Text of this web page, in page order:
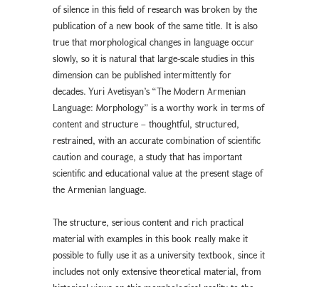
of silence in this field of research was broken by the
publication of a new book of the same title. It is also
true that morphological changes in language occur
slowly, so it is natural that large-scale studies in this
dimension can be published intermittently for
decades. Yuri Avetisyan’s “The Modern Armenian
Language: Morphology” is a worthy work in terms of
content and structure – thoughtful, structured,
restrained, with an accurate combination of scientific
caution and courage, a study that has important
scientific and educational value at the present stage of
the Armenian language.
The structure, serious content and rich practical
material with examples in this book really make it
possible to fully use it as a university textbook, since it
includes not only extensive theoretical material, from